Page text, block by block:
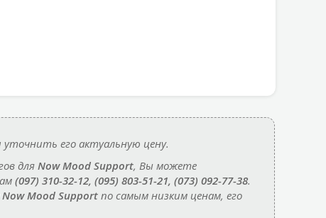
его актуальную цену.
для Now Mood Support, Вы можете
(097) 310-32-12, (095) 803-51-21, (073) 092-77-38.
Now Mood Supportпо самым низким ценам, его